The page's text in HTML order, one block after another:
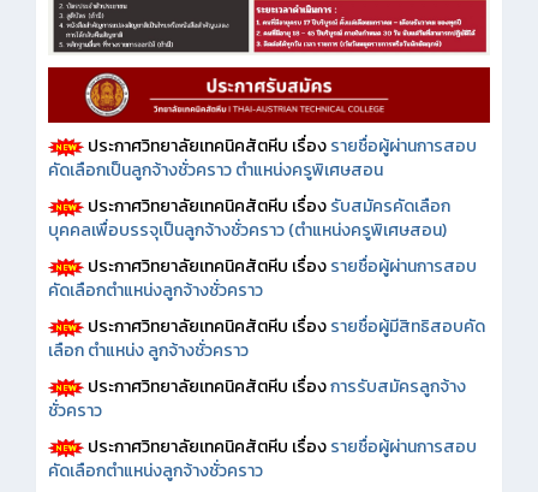
ประกาศวิทยาลัยเทคนิคสัตหีบ เรื่องรายชื่อผู้ผ่านการสอบ
คัดเลือกเป็นลูกจ้างชั่วคราว ตำแหน่งครูพิเศษสอน
ประกาศวิทยาลัยเทคนิคสัตหีบ เรื่องรับสมัครคัดเลือก
บุคคลเพื่อบรรจุเป็นลูกจ้างชั่วคราว (ตำแหน่งครูพิเศษสอน)
ประกาศวิทยาลัยเทคนิคสัตหีบ เรื่องรายชื่อผู้ผ่านการสอบ
คัดเลือกตำแหน่งลูกจ้างชั่วคราว
ประกาศวิทยาลัยเทคนิคสัตหีบ เรื่องรายชื่อผู้มีสิทธิสอบคัด
เลือก ตำแหน่ง ลูกจ้างชั่วคราว
ประกาศวิทยาลัยเทคนิคสัตหีบ เรื่องการรับสมัครลูกจ้าง
ชั่วคราว
ประกาศวิทยาลัยเทคนิคสัตหีบ เรื่องรายชื่อผู้ผ่านการสอบ
คัดเลือกตำแหน่งลูกจ้างชั่วคราว